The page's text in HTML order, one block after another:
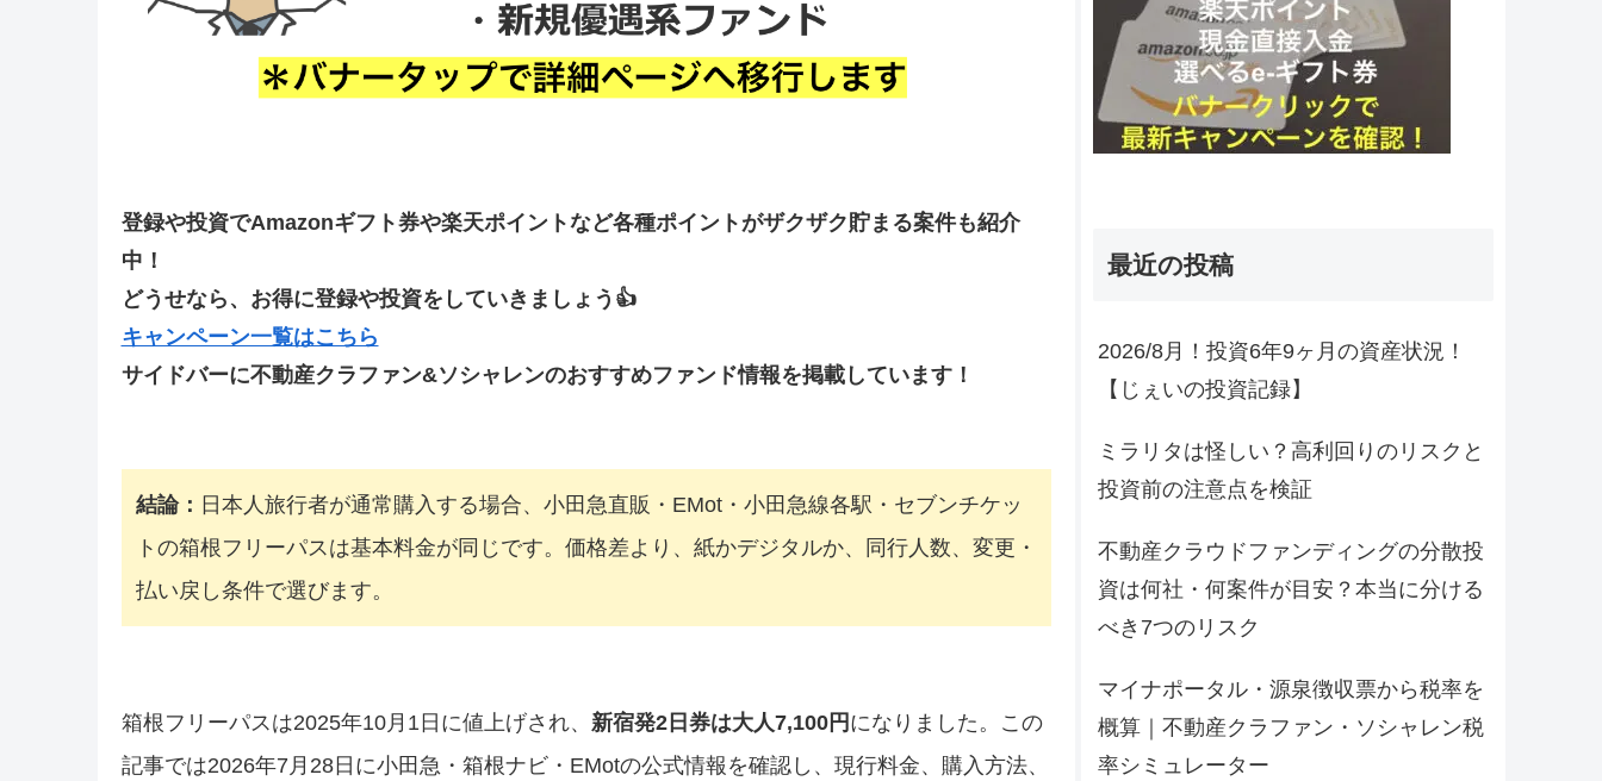
登録や投資でAmazonギフト券や楽天ポイントなど各種ポイントがザクザク貯まる案件も紹介
中！
どうせなら、お得に登録や投資をしていきましょう👍
キャンペーン一覧はこちら
サイドバーに不動産クラファン&ソシャレンのおすすめファンド情報を掲載しています！
結論： 日本人旅行者が通常購入する場合、小田急直販・EMot・小田急線各駅・セブンチケッ
トの箱根フリーパスは基本料金が同じです。価格差より、紙かデジタルか、同行人数、変更・
払い戻し条件で選びます。
箱根フリーパスは2025年10月1日に値上げされ、 新宿発2日券は大人7,100円 になりました。この
記事では2026年7月28日に小田急・箱根ナビ・EMotの公式情報を確認し、現行料金、購入方法、
最近の投稿
2026/8月！投資6年9ヶ月の資産状況！
【じぇいの投資記録】
ミラリタは怪しい？高利回りのリスクと
投資前の注意点を検証
不動産クラウドファンディングの分散投
資は何社・何案件が目安？本当に分ける
べき7つのリスク
マイナポータル・源泉徴収票から税率を
概算｜不動産クラファン・ソシャレン税
率シミュレーター